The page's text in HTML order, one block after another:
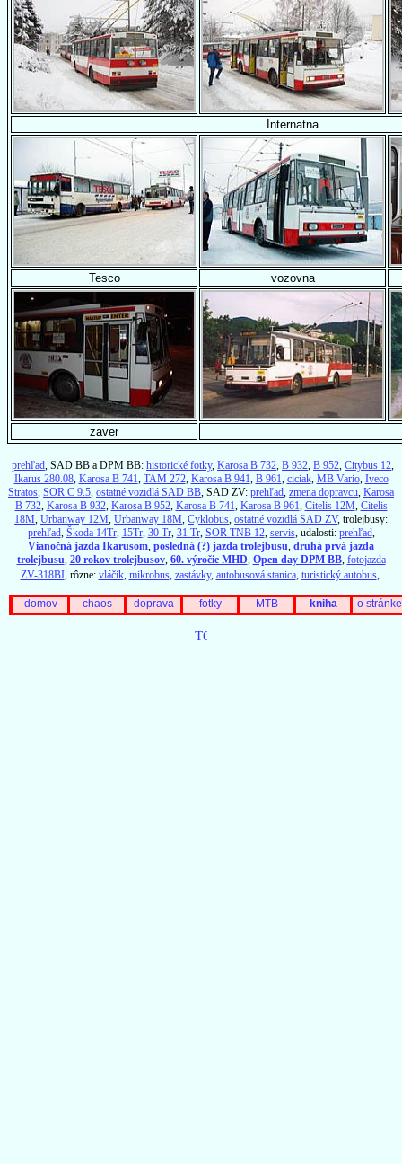
Internatna
Tesco vozovna
zaver
prehľad , SAD BB a DPM BB: historické fotky, Karosa B 732 B 932 B 952 Citybus 12
Ikarus 280.08, Karosa B 741 TAM 272, Karosa B 941 B 961 ciciak, MB Vario, Iveco
Stratos SOR C 9.5 ostatné vozidlá SAD BB , SAD ZV: prehľad zmena dopravcu Karosa
B 732, Karosa B 932, Karosa B 952, Karosa B 741 Karosa B 961 Citelis 12M Citelis
18M Urbanway 12M Urbanway 18M Cyklobus ostatné vozidlá SAD ZV, trolejbusy:
prehľad, Škoda 14Tr, 15Tr, 30 Tr, 31 Tr, SOR TNB 12, servis, udalosti: prehľad,
Vianočná jazda Ikarusom posledná (?) jazda trolejbusu druhá prvá jazda
trolejbusu 20 rokov trolejbusov, 60. výročie MHD Open day DPM BB, fotojazda
ZV-318BI, rôzne: vláčik, mikrobus, zastávky, autobusová stanica, turistický autobus,
domov chaos doprava fotky MTB kniha o stránke